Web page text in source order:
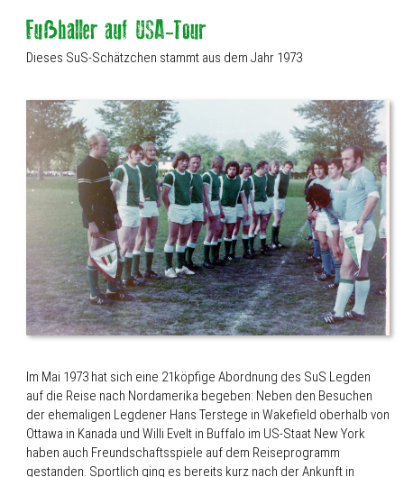
Dieses SuS-Schätzchen stammt aus dem Jahr 1973
Im Mai 1973 hat sich eine 21köpfige Abordnung des SuS Legden
auf die Reise nach Nordamerika begeben: Neben den Besuchen
der ehemaligen Legdener Hans Terstege in Wakefield oberhalb von
Ottawa in Kanada und Willi Evelt in Buffalo im US-Staat New York
haben auch Freundschaftsspiele auf dem Reiseprogramm
gestanden. Sportlich ging es bereits kurz nach der Ankunft in